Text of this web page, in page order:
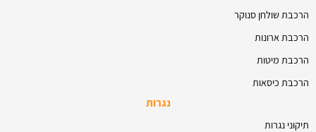
הרכבת שולחן סנוקר
הרכבת ארונות
הרכבת מיטות
הרכבת כיסאות
נגרות
תיקוני נגרות